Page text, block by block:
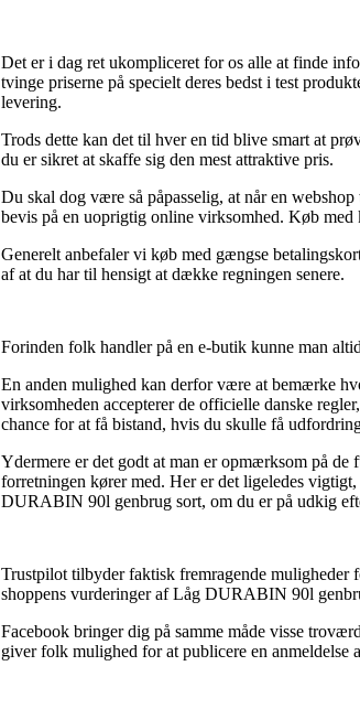
Det er i dag ret ukompliceret for os alle at finde
tvinge priserne på specielt deres bedst i test
levering.
Trods dette kan det til hver en tid blive smart at
du er sikret at skaffe sig den mest attraktive pris.
Du skal dog være så påpasselig, at når en
bevis på en uoprigtig online virksomhed. Køb
Generelt anbefaler vi køb med gængse
af at du har til hensigt at dække regningen senere.
Forinden folk handler på en e-butik kunne man
En anden mulighed kan derfor være at bemærke
virksomheden accepterer de officielle danske
chance for at få bistand, hvis du skulle få
Ydermere er det godt at man er opmærksom på
forretningen kører med. Her er det ligeledes
DURABIN 90l genbrug sort, om du er på udkig
Trustpilot tilbyder faktisk fremragende muligheder
shoppens vurderinger af Låg DURABIN 90l
Facebook bringer dig på samme måde visse
giver folk mulighed for at publicere en anmeldelse